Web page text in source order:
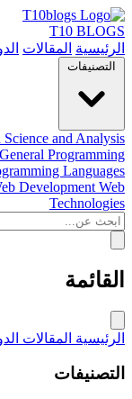
T10 BLOGS
الرئيسية المقالات
التصنيفات
Science and Analysis
General Programming
Languages
Development Web
Technologies
القائمة
الرئيسية المقالات
التصنيفات